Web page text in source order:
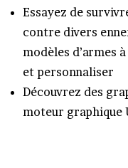
Essayez de
contre divers
modèles d’armes
et personnaliser
Découvrez des
moteur graphique